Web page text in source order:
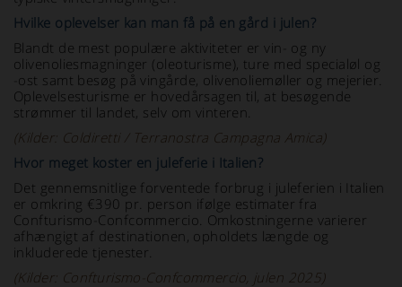
Hvilke oplevelser kan man få på en gård i julen?
Blandt de mest populære aktiviteter er vin- og ny
olivenoliesmagninger (oleoturisme), ture med specialøl og
-ost samt besøg på vingårde, olivenoliemøller og mejerier.
Oplevelsesturisme er hovedårsagen til, at besøgende
strømmer til landet, selv om vinteren.
(Kilder: Coldiretti / Terranostra Campagna Amica)
Hvor meget koster en juleferie i Italien?
Det gennemsnitlige forventede forbrug i juleferien i Italien
er omkring €390 pr. person ifølge estimater fra
Confturismo-Confcommercio. Omkostningerne varierer
afhængigt af destinationen, opholdets længde og
inkluderede tjenester.
(Kilder: Confturismo-Confcommercio, julen 2025)